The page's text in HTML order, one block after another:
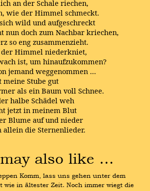
an der Schale riechen,
wie der Himmel schmeckt.
wild und aufgeschreckt
doch zum Nachbar kriechen,
so eng zusammenzieht.
Himmel niederkniet,
ist, um hinaufzukommen?
jemand weggenommen …
Stube gut
als ein Baum voll Schnee.
halbe Schädel weh
jetzt in meinem Blut
Blume auf und nieder
die Sternenlieder.
also like …
Komm, lass uns gehen unter dem
wie in ältester Zeit. Noch immer wiegt die